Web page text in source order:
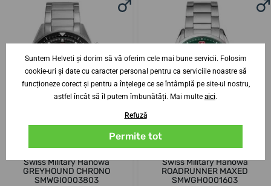
Swiss Military Hanowa
GREYHOUND CHRONO
SMWGI0003803
Swiss Military Hanowa
ROADRUNNER MAXED
SMWGH0001603
Suntem Helveti și dorim să vă oferim cele mai bune servicii. Folosim
cookie-uri și date cu caracter personal pentru ca serviciile noastre să
funcționeze corect și pentru a înțelege ce se întâmplă pe site-ul nostru,
astfel încât să îl putem îmbunătăți. Mai multe aici.
Refuză
Permite tot